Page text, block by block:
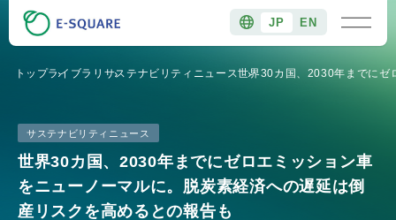
JP EN
トップライブラリ サステナビリティニュース世界30カ国、2030年までにゼ
サステナビリティニュース
世界30カ国、2030年までにゼロエミッション車
をニューノーマルに。脱炭素経済への遅延は倒
産リスクを高めるとの報告も